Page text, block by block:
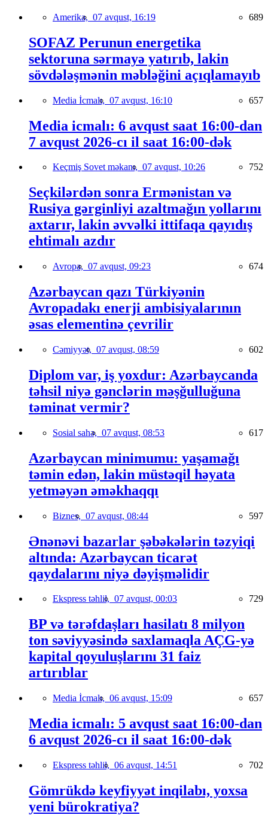
Amerika, 07 avqust, 16:19 689
SOFAZ Perunun energetika
sektoruna sərmayə yatırıb, lakin
sövdələşmənin məbləğini açıqlamayıb
Media İcmalı, 07 avqust, 16:10 657
Media icmalı: 6 avqust saat 16:00-dan
7 avqust 2026-cı il saat 16:00-dək
Keçmiş Sovet məkanı, 07 avqust, 10:26 752
Seçkilərdən sonra Ermənistan və
Rusiya gərginliyi azaltmağın yollarını
axtarır, lakin əvvəlki ittifaqa qayıdış
ehtimalı azdır
Avropa, 07 avqust, 09:23 674
Azərbaycan qazı Türkiyənin
Avropadakı enerji ambisiyalarının
əsas elementinə çevrilir
Cəmiyyət, 07 avqust, 08:59 602
Diplom var, iş yoxdur: Azərbaycanda
təhsil niyə gənclərin məşğulluğuna
təminat vermir?
Sosial sahə, 07 avqust, 08:53 617
Azərbaycan minimumu: yaşamağı
təmin edən, lakin müstəqil həyata
yetməyən əməkhaqqı
Biznes, 07 avqust, 08:44 597
Ənənəvi bazarlar şəbəkələrin təzyiqi
altında: Azərbaycan ticarət
qaydalarını niyə dəyişməlidir
Ekspress təhlil, 07 avqust, 00:03 729
BP və tərəfdaşları hasilatı 8 milyon
ton səviyyəsində saxlamaqla AÇG-yə
kapital qoyuluşlarını 31 faiz
artırıblar
Media İcmalı, 06 avqust, 15:09 657
Media icmalı: 5 avqust saat 16:00-dan
6 avqust 2026-cı il saat 16:00-dək
Ekspress təhlil, 06 avqust, 14:51 702
Gömrükdə keyfiyyət inqilabı, yoxsa
yeni bürokratiya?